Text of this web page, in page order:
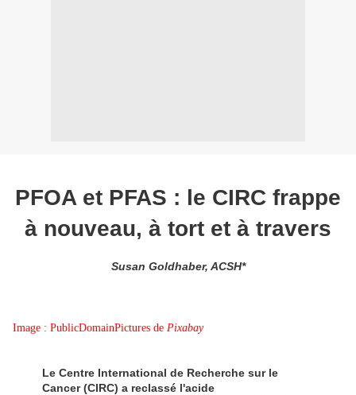
PFOA et PFAS : le CIRC frappe
à nouveau, à tort et à travers
Susan Goldhaber, ACSH*
Image : PublicDomainPictures de Pixabay
Le Centre International de Recherche sur le
Cancer (CIRC) a reclassé l'acide